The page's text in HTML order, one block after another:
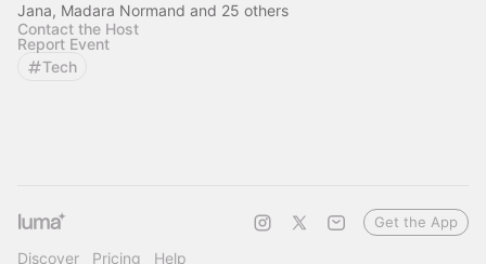
Jana, Madara Normand and 25 others
Contact the Host
Report Event
Tech
Discover Pricing Help
Get the App